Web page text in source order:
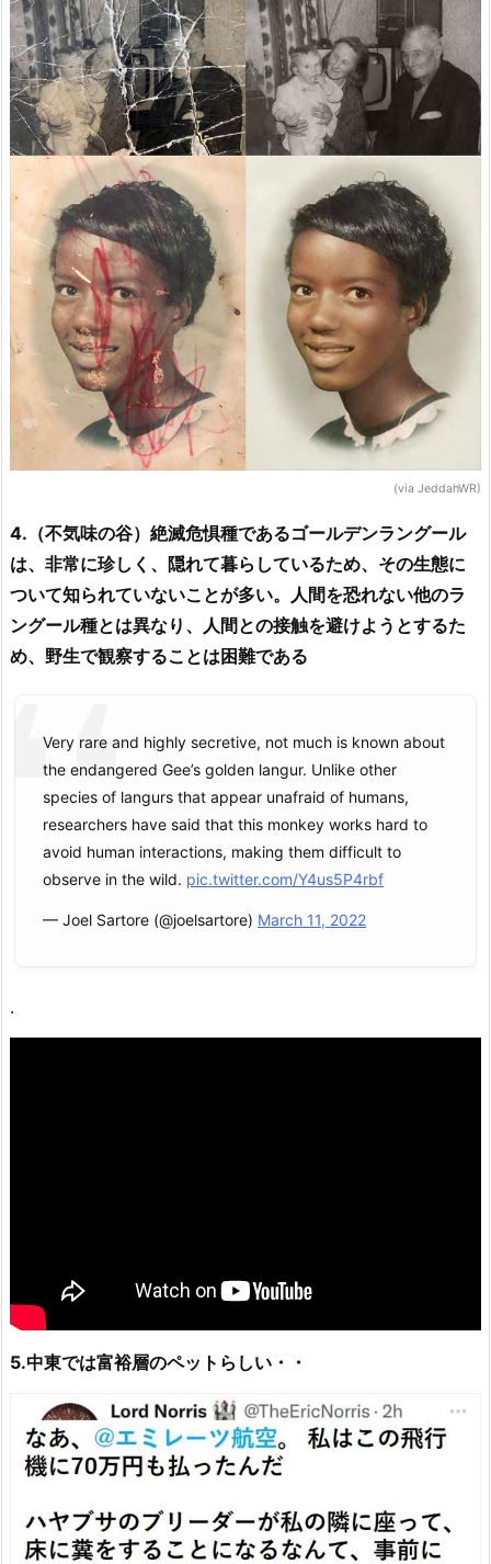
(via JeddahWR)
4.（不気味の谷）絶滅危惧種であるゴールデンラングール
は、非常に珍しく、隠れて暮らしているため、その生態に
ついて知られていないことが多い。人間を恐れない他のラ
ングール種とは異なり、人間との接触を避けようとするた
め、野生で観察することは困難である
Very rare and highly secretive, not much is known about
the endangered Gee’s golden langur. Unlike other
species of langurs that appear unafraid of humans,
researchers have said that this monkey works hard to
avoid human interactions, making them difficult to
observe in the wild. pic.twitter.com/Y4us5P4rbf
— Joel Sartore (@joelsartore) March 11, 2022
.
5.中東では富裕層のペットらしい・・